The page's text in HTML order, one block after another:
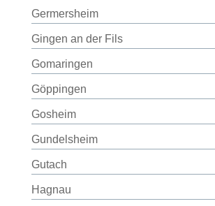
Germersheim
Gingen an der Fils
Gomaringen
Göppingen
Gosheim
Gundelsheim
Gutach
Hagnau